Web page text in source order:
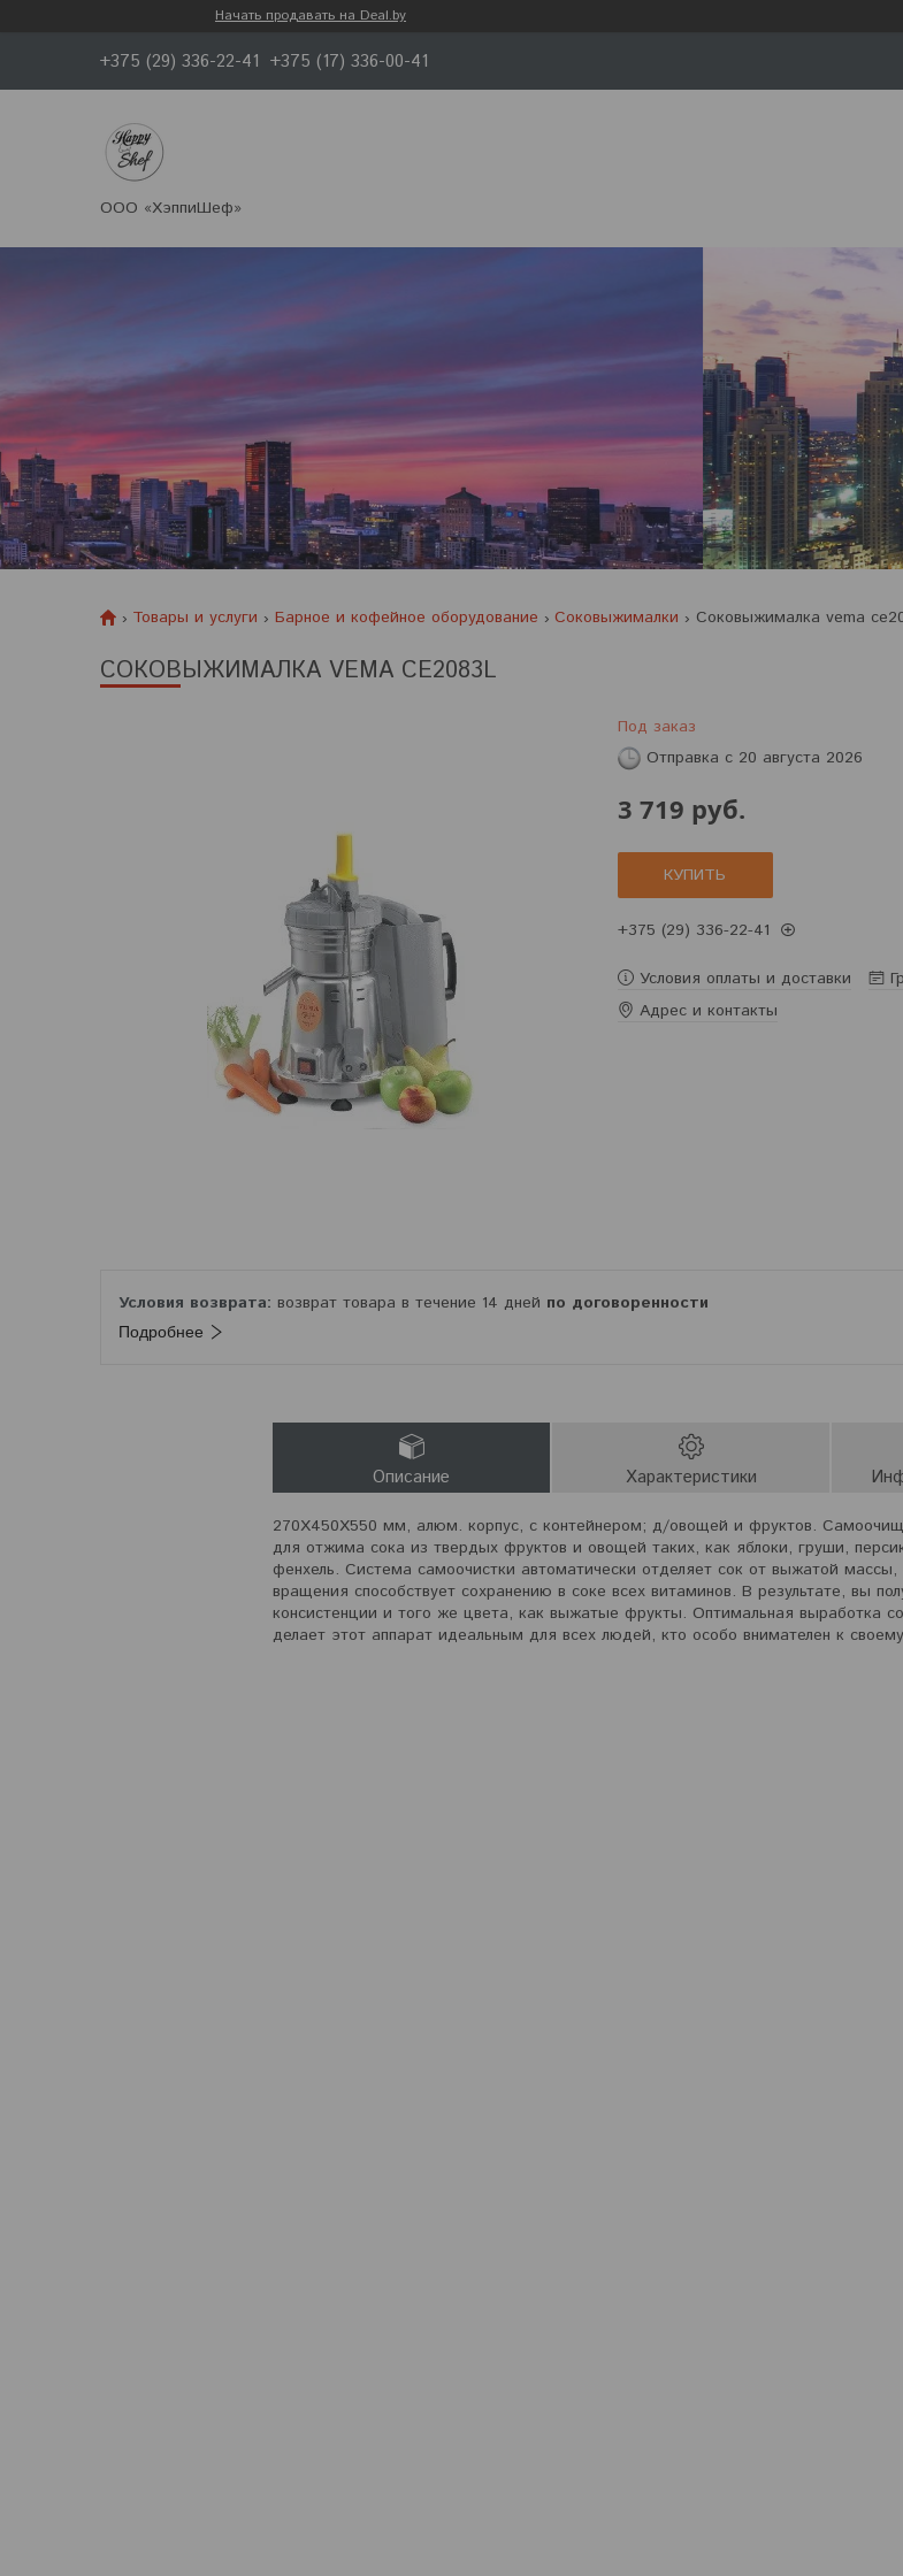
Начать продавать на Deal.by
+375 (29) 336-22-41 +375 (17) 336-00-41
ООО «ХэппиШеф»
Товары и услуги Барное и кофейное оборудование Соковыжималки Соковыжималка vema
СОКОВЫЖИМАЛКА VEMA CE2083L
Под заказ
Отправка с 20 августа 2026
3 719 руб.
КУПИТЬ
+375 (29) 336-22-41
Условия оплаты и доставки
Адрес и контакты
возврат товара в течение 14 дней по договоренности
Подробнее
Описание Характеристики
270Х450Х550 мм, алюм. корпус, с контейнером; д/овощей и фруктов.
для отжима сока из твердых фруктов и овощей таких, как яблоки, груши,
фенхель. Система самоочистки автоматически отделяет сок от выжатой массы,
вращения способствует сохранению в соке всех витаминов. В результате, вы
консистенции и того же цвета, как выжатые фрукты. Оптимальная выработка
делает этот аппарат идеальным для всех людей, кто особо внимателен к